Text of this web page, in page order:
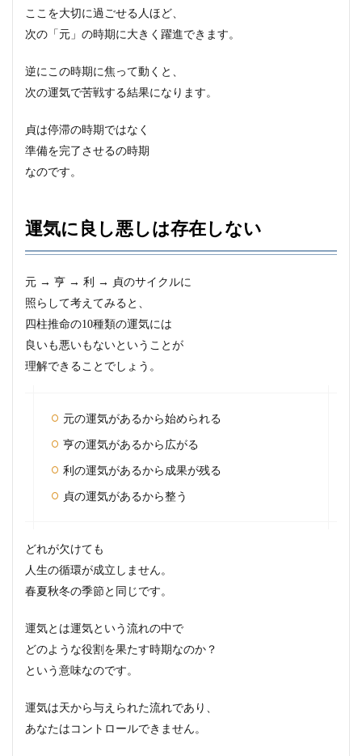
ここを大切に過ごせる人ほど、
次の「元」の時期に大きく躍進できます。
逆にこの時期に焦って動くと、
次の運気で苦戦する結果になります。
貞は停滞の時期ではなく
準備を完了させるの時期
なのです。
運気に良し悪しは存在しない
元 → 亨 → 利 → 貞のサイクルに
照らして考えてみると、
四柱推命の10種類の運気には
良いも悪いもないということが
理解できることでしょう。
元の運気があるから始められる
亨の運気があるから広がる
利の運気があるから成果が残る
貞の運気があるから整う
どれが欠けても
人生の循環が成立しません。
春夏秋冬の季節と同じです。
運気とは運気という流れの中で
どのような役割を果たす時期なのか？
という意味なのです。
運気は天から与えられた流れであり、
あなたはコントロールできません。